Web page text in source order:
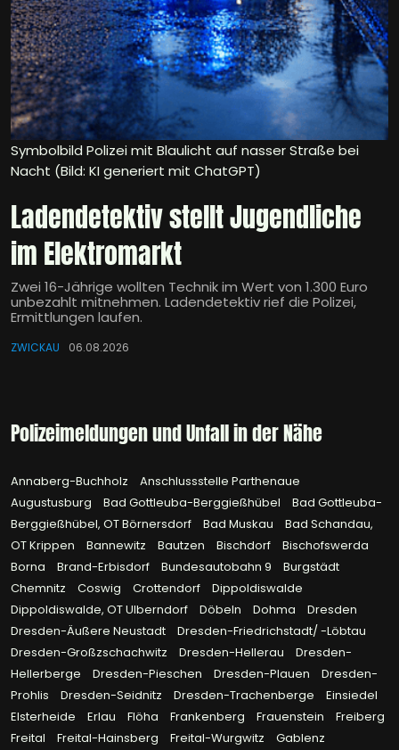
Symbolbild Polizei mit Blaulicht auf nasser Straße bei
Nacht (Bild: KI generiert mit ChatGPT)
Ladendetektiv stellt Jugendliche
im Elektromarkt
Zwei 16-Jährige wollten Technik im Wert von 1.300 Euro
unbezahlt mitnehmen. Ladendetektiv rief die Polizei,
Ermittlungen laufen.
ZWICKAU 06.08.2026
Polizeimeldungen und Unfall in der Nähe
Annaberg-Buchholz
Anschlussstelle Parthenaue
Augustusburg
Bad Gottleuba-Berggießhübel
Bad Gottleuba-
Berggießhübel, OT Börnersdorf
Bad Muskau
Bad Schandau,
OT Krippen
Bannewitz Bautzen Bischdorf
Bischofswerda
Borna
Brand-Erbisdorf Bundesautobahn 9
Burgstädt
Chemnitz
Coswig Crottendorf
Dippoldiswalde
Dippoldiswalde, OT Ulberndorf
Döbeln Dohma
Dresden
Dresden-Äußere Neustadt
Dresden-Friedrichstadt/ -Löbtau
Dresden-Großzschachwitz
Dresden-Hellerau
Dresden-
Hellerberge
Dresden-Pieschen Dresden-Plauen
Dresden-
Prohlis
Dresden-Seidnitz Dresden-Trachenberge
Einsiedel
Elsterheide
Erlau Flöha Frankenberg Frauenstein
Freiberg
Freital
Freital-Hainsberg Freital-Wurgwitz
Gablenz